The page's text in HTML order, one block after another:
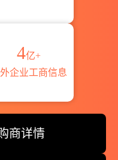
4亿+
企业工商信息
商详情